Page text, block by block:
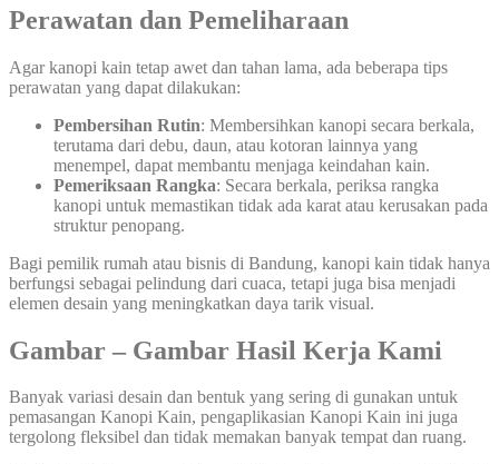
Perawatan dan Pemeliharaan
Agar kanopi kain tetap awet dan tahan lama, ada beberapa tips
perawatan yang dapat dilakukan:
Pembersihan Rutin: Membersihkan kanopi secara berkala,
terutama dari debu, daun, atau kotoran lainnya yang
menempel, dapat membantu menjaga keindahan kain.
Pemeriksaan Rangka: Secara berkala, periksa rangka
kanopi untuk memastikan tidak ada karat atau kerusakan pada
struktur penopang.
Bagi pemilik rumah atau bisnis di Bandung, kanopi kain tidak hanya
berfungsi sebagai pelindung dari cuaca, tetapi juga bisa menjadi
elemen desain yang meningkatkan daya tarik visual.
Gambar – Gambar Hasil Kerja Kami
Banyak variasi desain dan bentuk yang sering di gunakan untuk
pemasangan Kanopi Kain, pengaplikasian Kanopi Kain ini juga
tergolong fleksibel dan tidak memakan banyak tempat dan ruang.